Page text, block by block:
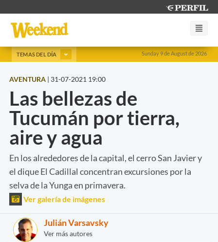
Sunday 9 de August de 2026
TEMAS DEL DÍA
AVENTURA | 31-07-2021 19:00
Las bellezas de
Tucumán por tierra,
aire y agua
En los alrededores de la capital, el cerro San Javier y
el dique El Cadillal concentran excursiones por la
selva de la Yunga en primavera.
Ver galería de imágenes
Julián Varsavsky
Ver más autores